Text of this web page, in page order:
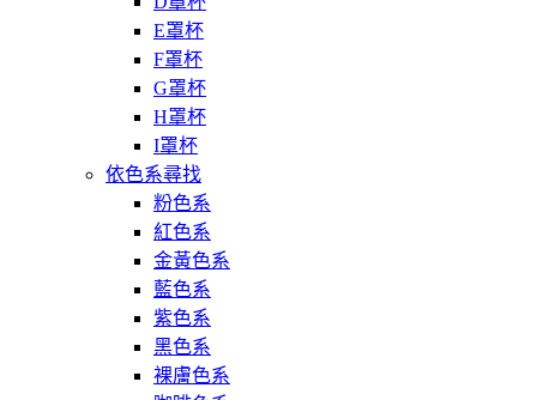
E罩杯
F罩杯
G罩杯
H罩杯
I罩杯
依色系尋找
粉色系
紅色系
金黃色系
藍色系
紫色系
黑色系
裸膚色系